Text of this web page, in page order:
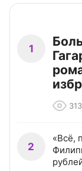
1
313
2
«Всё,